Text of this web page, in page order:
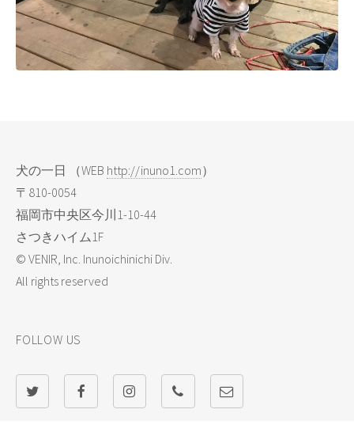
FOLLOW US
犬の一日 （WEB http://inuno1.com）
〒810-0054
福岡市中央区今川1-10-44
さつきハイム1F
© VENIR, Inc. Inunoichinichi Div.
All rights reserved